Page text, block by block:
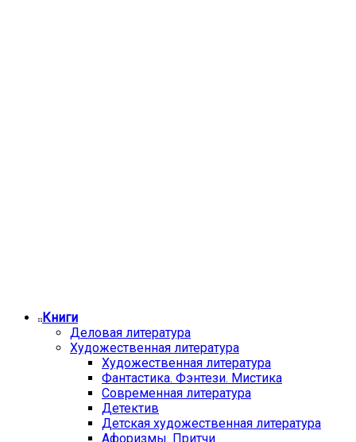
Книги
Деловая литература
Художественная литература
Художественная литература
Фантастика. Фэнтези. Мистика
Современная литература
Детектив
Детская художественная литература
Афоризмы. Притчи